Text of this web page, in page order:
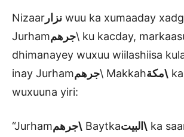
Nizaar نزار wuu ka xumaaday
Jurhamجرهم\ ku kacday,
dhimanayey wuxuu wiilashiisa
inay Jurhamجرهم\ Makkah مكة\
wuxuuna yiri:
“Jurham جرهم\ Baytkaالبيت \ ka